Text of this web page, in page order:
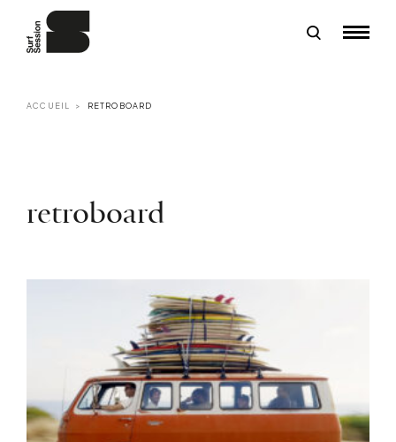
ACCUEIL RETROBOARD
retroboard